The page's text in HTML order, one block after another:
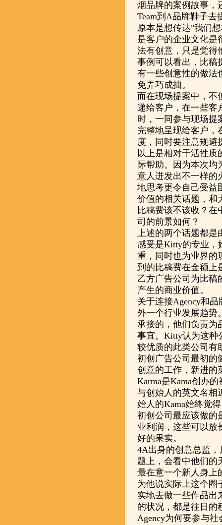
烟品牌的案例故事，
Team到A品牌鞋子
原本是想传达"我们
是客户的企业文化是
法有创意，只是觉得
事例可以看出，比稿
有一些创意性的做法
免弄巧成拙。
而在现场提案中，不
递给客户，在一些客
时，一同参与现场提
完整地呈现给客户，
度，同时要注意规避
以上是相对干活性质
际帮助。因为本次均
意人迸发出不一样的
地思考更令自己受益
价值的相关话题，和
比稿费该不该收？
司的前景如何？
上述的两个话题都
感受是Kitty的专业，
重，同时也为业界的
到的比稿费在金额上
乙方广告公司为比稿
产生的商业价值。
关于连接Agency和
外一个行业发展趋势
承接的，他们负责为
事宜。Kitty认为这种
较优质的此类公司有
初创广告公司最初的
创意的工作，新进的
Karma是Kama创办
与创始人的英文名相
始人的Kama始终觉
初创公司最应该做的
业利润，这些可以放
好的果实。
4A出身的创意总监
题上，会看中他们的
最在意一个新人身上
为他说实际上这个圈
实地去做一些作品出
的状况，都是往日的
Agency为何要参与